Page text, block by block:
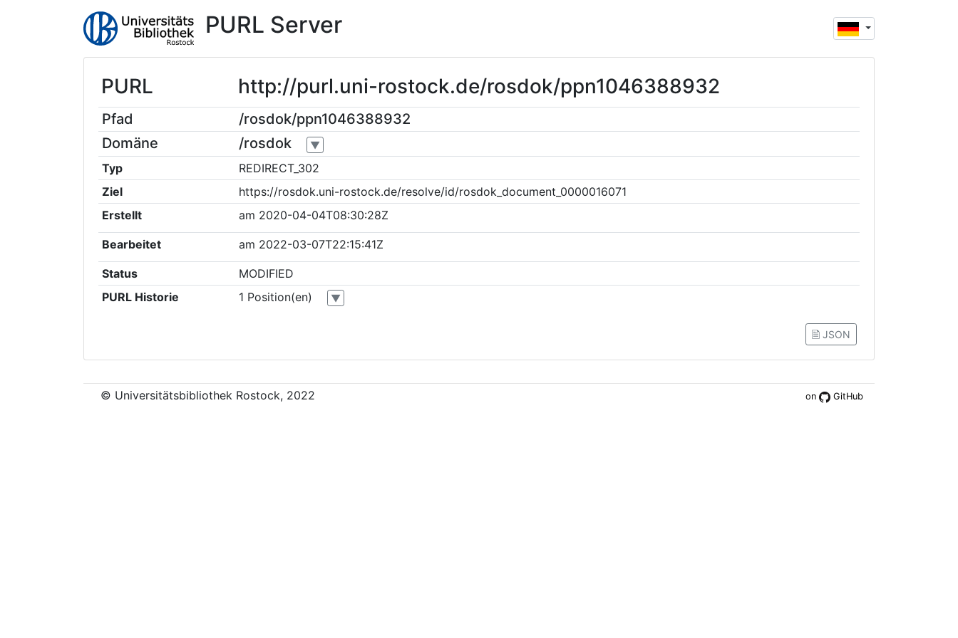
PURL Server
PURL http://purl.uni-rostock.de/rosdok/ppn1046388932
Pfad
/rosdok/ppn1046388932
Domäne
/rosdok ▼
Typ
REDIRECT_302
Ziel
https://rosdok.uni-rostock.de/resolve/id/rosdok_document_0000016071
Erstellt
am 2020-04-04T08:30:28Z
Bearbeitet am 2022-03-07T22:15:41Z
Status
MODIFIED
PURL Historie
1 Position(en) ▼
🗎 JSON
on GitHub
© Universitätsbibliothek Rostock, 2022